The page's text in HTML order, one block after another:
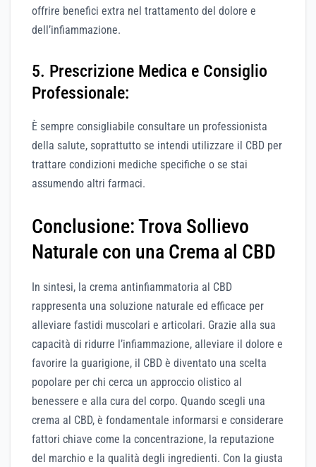
offrire benefici extra nel trattamento del dolore e
dell’infiammazione.
5. Prescrizione Medica e Consiglio
Professionale:
È sempre consigliabile consultare un professionista
della salute, soprattutto se intendi utilizzare il CBD per
trattare condizioni mediche specifiche o se stai
assumendo altri farmaci.
Conclusione: Trova Sollievo
Naturale con una Crema al CBD
In sintesi, la crema antinfiammatoria al CBD
rappresenta una soluzione naturale ed efficace per
alleviare fastidi muscolari e articolari. Grazie alla sua
capacità di ridurre l’infiammazione, alleviare il dolore e
favorire la guarigione, il CBD è diventato una scelta
popolare per chi cerca un approccio olistico al
benessere e alla cura del corpo. Quando scegli una
crema al CBD, è fondamentale informarsi e considerare
fattori chiave come la concentrazione, la reputazione
del marchio e la qualità degli ingredienti. Con la giusta